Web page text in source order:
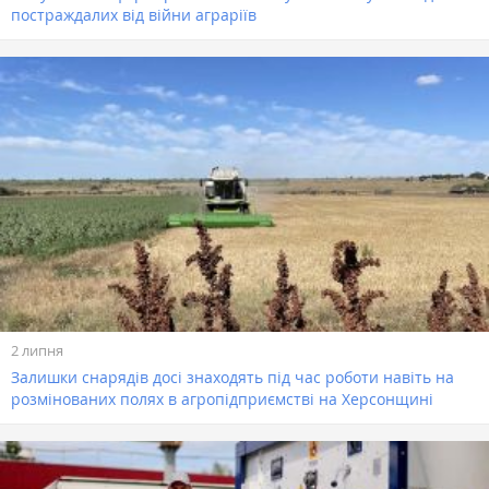
постраждалих від війни аграріїв
2 липня
Залишки снарядів досі знаходять під час роботи навіть на
розмінованих полях в агропідприємстві на Херсонщині